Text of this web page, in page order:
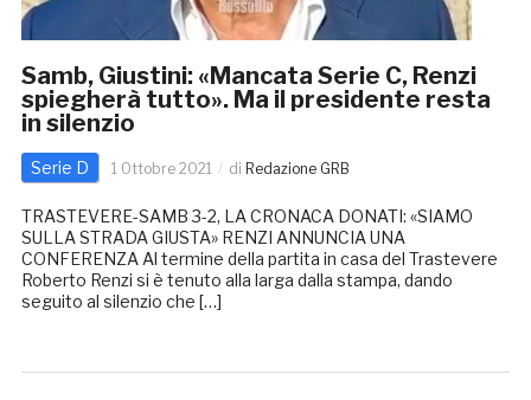
Samb, Giustini: «Mancata Serie C, Renzi
spiegherà tutto». Ma il presidente resta
in silenzio
Serie D 1 Ottobre 2021 di Redazione GRB
TRASTEVERE-SAMB 3-2, LA CRONACA DONATI: «SIAMO
SULLA STRADA GIUSTA» RENZI ANNUNCIA UNA
CONFERENZA Al termine della partita in casa del Trastevere
Roberto Renzi si è tenuto alla larga dalla stampa, dando
seguito al silenzio che […]